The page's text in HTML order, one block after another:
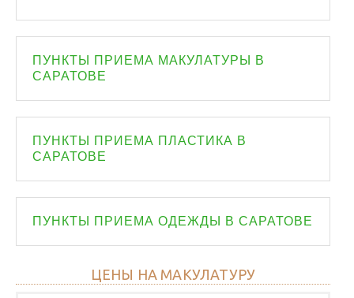
ПУНКТЫ ПРИЕМА МАКУЛАТУРЫ В
САРАТОВЕ
ПУНКТЫ ПРИЕМА ПЛАСТИКА В
САРАТОВЕ
ПУНКТЫ ПРИЕМА ОДЕЖДЫ В САРАТОВЕ
ЦЕНЫ НА МАКУЛАТУРУ